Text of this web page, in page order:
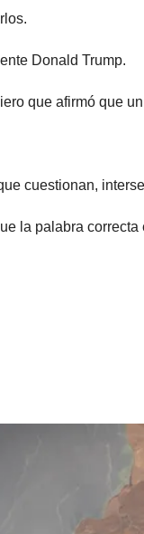
Donald Trump.
que afirmó que
cuestionan,
la palabra correcta